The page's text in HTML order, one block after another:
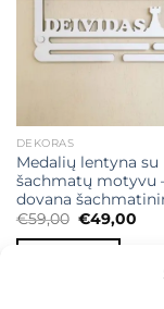
DEKORAS
Medalių lentyna su
šachmatų motyvu
dovana
€59,00 Original
price
was:
€49,00